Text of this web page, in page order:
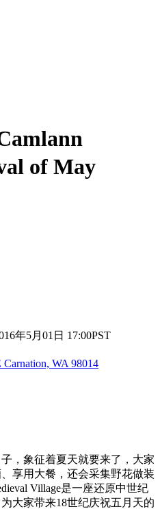
of May
年5月01日 17:00PST
WA 98014
，象征着夏天就要来了，大家
享用大餐，还会采集野花做装
Village是一座还原中世纪
大家带来18世纪庆祝五月天的